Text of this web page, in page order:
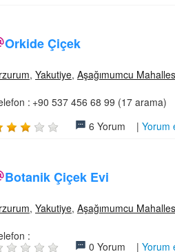
Orkide Çiçek
, Yakutiye, Aşağımumcu
: +90 537 456 68 99 (17 arama)
6 Yorum | Yorum
Botanik Çiçek Evi
, Yakutiye, Aşağımumcu
:
0 Yorum | Yorum